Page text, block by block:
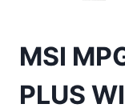
MSI
PLUS